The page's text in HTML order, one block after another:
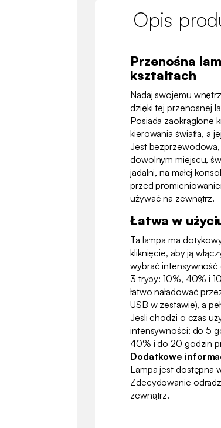
Opis
Przenośna
kształtach
Nadaj swojemu
dzięki tej przenośnej
Posiada zaokrąglone
kierowania światła, a
Jest
dowolnym miejscu,
jadalni, na małej
przed
używać na zewnątrz.
Łatwa w
Ta lampa ma
kliknięcie, aby ją
wybrać intensywność
3 tryby: 10%, 40% i
łatwo naładować
USB w zestawie), a
Jeśli chodzi o czas
intensywności: do 5
40% i do 20 godzin
Dodatkowe
Lampa jest dostępna
Zdecydowanie
zewnątrz.